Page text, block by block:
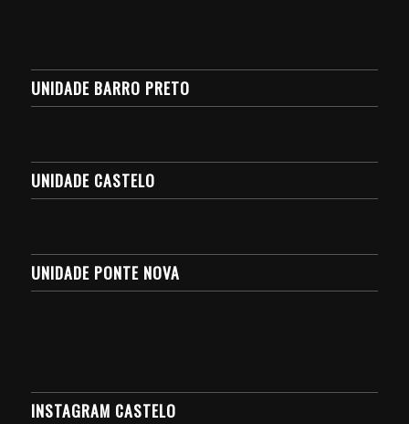
UNIDADE BARRO PRETO
UNIDADE CASTELO
UNIDADE PONTE NOVA
INSTAGRAM CASTELO